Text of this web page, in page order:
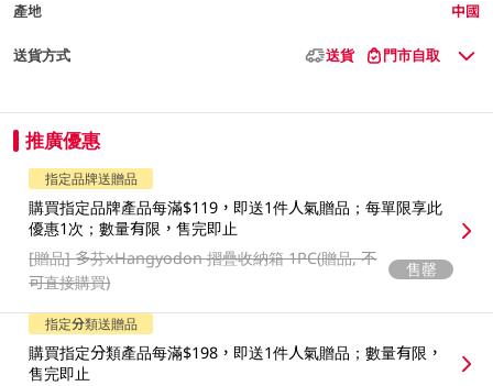
產地 中國
送貨方式 送貨 門市自取
推廣優惠
指定品牌送贈品
購買指定品牌產品每滿$119，即送1件人氣贈品；每單限享此
優惠1次；數量有限，售完即止
[贈品]多芬xHangyodon 摺疊收納箱 1PC(贈品, 不
可直接購買)
售罄
指定分類送贈品
購買指定分類產品每滿$198，即送1件人氣贈品；數量有限，
售完即止